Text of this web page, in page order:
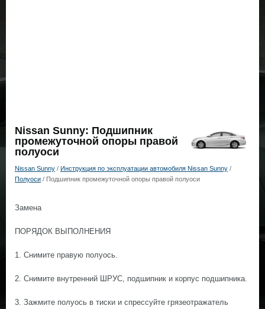
Nissan Sunny: Подшипник
промежуточной опоры правой
полуоси
Nissan Sunny / Инструкция по эксплуатации автомобиля Nissan Sunny /
Полуоси / Подшипник промежуточной опоры правой полуоси
Замена
ПОРЯДОК ВЫПОЛНЕНИЯ
1. Снимите правую полуось.
2. Снимите внутренний ШРУС, подшипник и корпус подшипника.
3. Зажмите полуось в тиски и спрессуйте грязеотражатель